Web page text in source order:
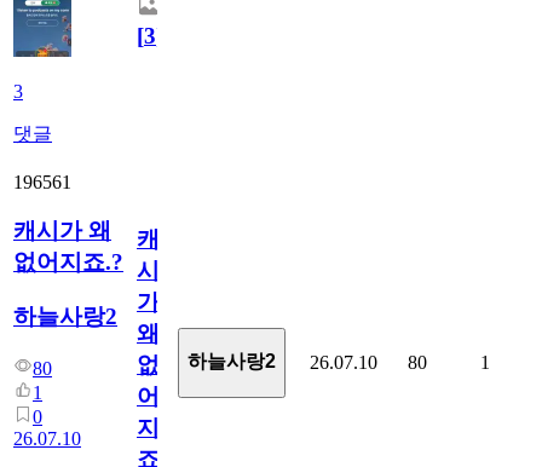
3
댓글
[3]
196561
캐시가 왜
없어지죠.?
하늘사랑2
80
1
0
26.07.10
캐
시
가
왜
없
어
지
죠.?
하늘사랑2 26.07.10 80 1